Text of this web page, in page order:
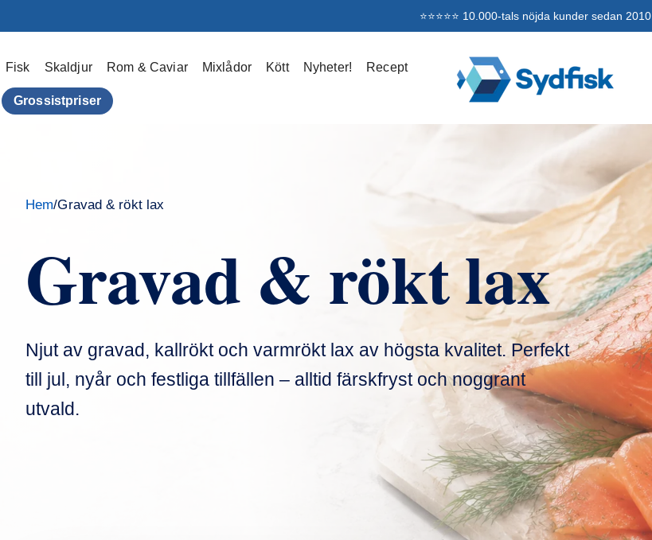
⭐⭐⭐⭐⭐ 10.000-tals nöjda kunder sedan 2010
Fisk Skaldjur Rom & Caviar Mixlådor Kött Nyheter! Recept
Grossistpriser
Hem/Gravad & rökt lax
Gravad & rökt lax
Njut av gravad, kallrökt och varmrökt lax av högsta kvalitet. Perfekt
till jul, nyår och festliga tillfällen – alltid färskfryst och noggrant
utvald.